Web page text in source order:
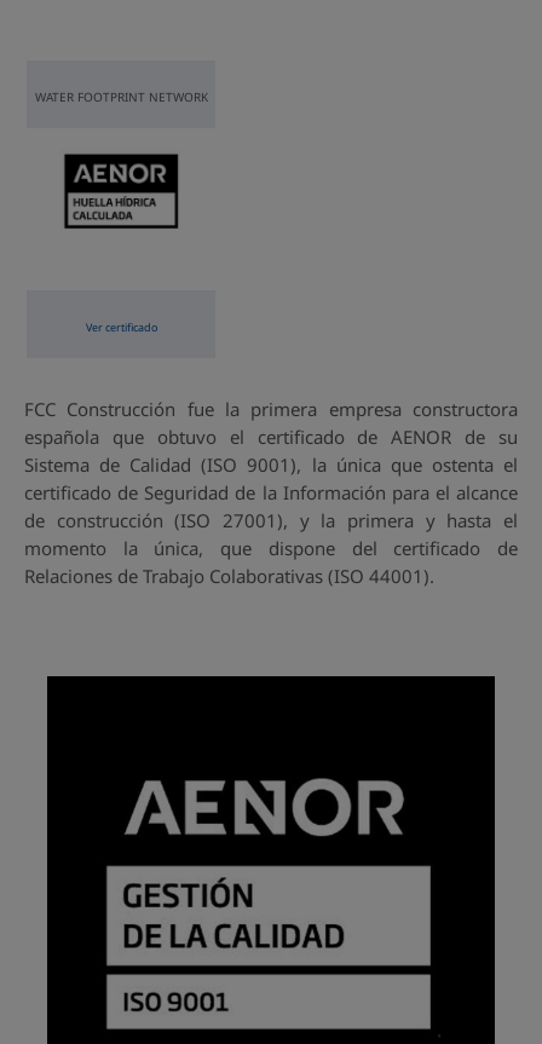
WATER FOOTPRINT NETWORK
Ver certificado
FCC Construcción fue la primera empresa constructora
española que obtuvo el certificado de AENOR de su
Sistema de Calidad (ISO 9001), la única que ostenta el
certificado de Seguridad de la Información para el alcance
de construcción (ISO 27001), y la primera y hasta el
momento la única, que dispone del certificado de
Relaciones de Trabajo Colaborativas (ISO 44001).